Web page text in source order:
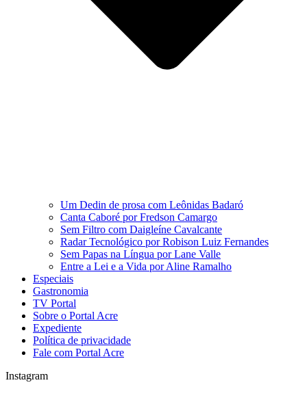
Um Dedin de prosa com Leônidas Badaró
Canta Caboré por Fredson Camargo
Sem Filtro com Daigleíne Cavalcante
Radar Tecnológico por Robison Luiz Fernandes
Sem Papas na Língua por Lane Valle
Entre a Lei e a Vida por Aline Ramalho
Especiais
Gastronomia
TV Portal
Sobre o Portal Acre
Expediente
Política de privacidade
Fale com Portal Acre
Instagram